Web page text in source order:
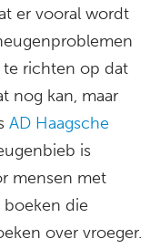
er vooral wordt
te richten op dat
nog kan, maar
AD Haagsche
is
mensen met
die
over vroeger.